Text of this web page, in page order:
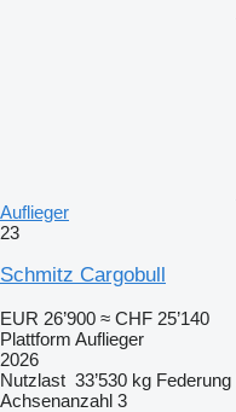
Auflieger
23
Schmitz Cargobull
EUR 26’900 ≈ CHF 25’140
Plattform Auflieger
2026
Nutzlast 33’530 kg Federung
Achsenanzahl 3